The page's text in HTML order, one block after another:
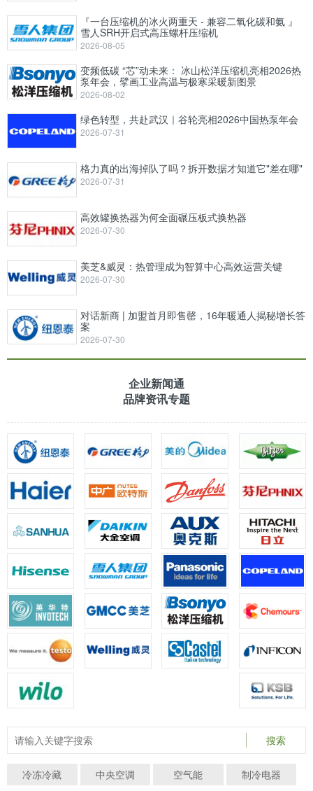
『一台压缩机的冰火两重天 - 兼容二氧化碳和氨 』
雪人SRH开启式高压螺杆压缩机
2026-08-05
变频低碳 “芯”动未来： 冰山松洋压缩机亮相2026热
泵年会，擘画工业高温与极寒采暖新图景
2026-08-02
绿色转型，共赴武汉｜谷轮亮相2026中国热泵年会
2026-07-31
格力真的出海掉队了吗？拆开数据才知道它"差在哪"
2026-07-31
高效罐换热器为何全面碾压板式换热器
2026-07-30
美芝&威灵：热管理成为智算中心高效运营关键
2026-07-30
对话新商 | 加盟首月即售罄，16年暖通人揭秘增长答
案
2026-07-30
企业新闻通
品牌资讯专题
搜索
冷冻冷藏 中央空调 空气能 制冷电器